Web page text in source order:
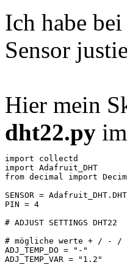
Ich habe
Sensor
Hier mein
dht22.py
import collectd
import Adafruit_DHT
from decimal import
SENSOR =
PIN = 4
# ADJUST SETTINGS DHT22
# mögliche werte + / - /
ADJ_TEMP_DO = "-"
ADJ_TEMP_VAR = "1.2"